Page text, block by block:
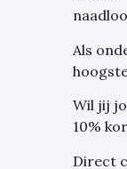
Als
Wil jij
10%
Direct